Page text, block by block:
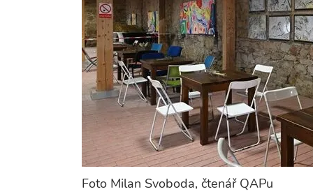
Foto Milan Svoboda, čtenář QAPu